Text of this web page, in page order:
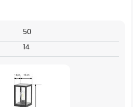
14
50